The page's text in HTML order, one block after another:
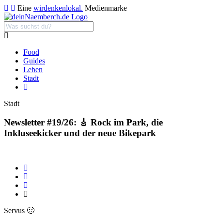
Eine wirdenkenlokal. Medienmarke
Food
Guides
Leben
Stadt
Stadt
Newsletter #19/26: 🎸 Rock im Park, die
Inkluseekicker und der neue Bikepark
Servus 🙂